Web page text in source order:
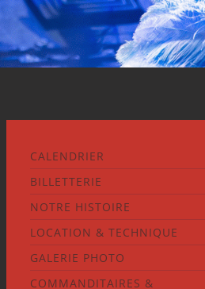
CALENDRIER
BILLETTERIE
NOTRE HISTOIRE
LOCATION & TECHNIQUE
GALERIE PHOTO
COMMANDITAIRES &